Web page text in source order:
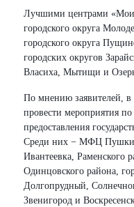
Лучшими центрами
городского округа
городского округа
городских округов
Власиха, Мытищи и
По мнению заявителей,
провести мероприятия
предоставления
Среди них − МФЦ
Ивантеевка, Раменского
Одинцовского района,
Долгопрудный,
Звенигород и